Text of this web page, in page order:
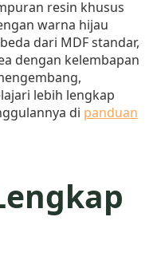
resin khusus
warna hijau
dari MDF standar,
dengan kelembapan
lebih lengkap
di panduan